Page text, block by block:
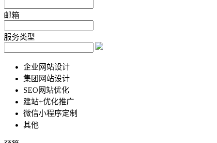
邮箱
服务类型
企业网站设计
集团网站设计
SEO网站优化
建站+优化推广
微信小程序定制
其他